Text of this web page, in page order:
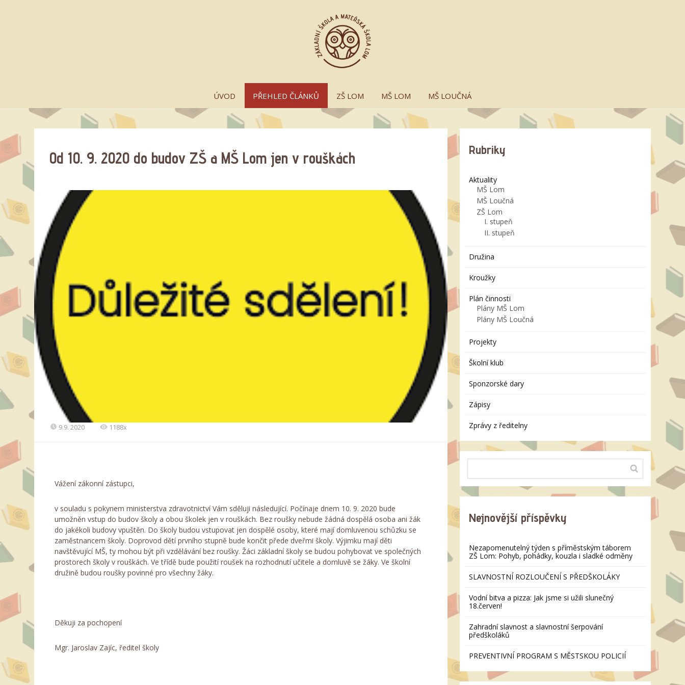
ÚVOD PŘEHLED ČLÁNKŮ ZŠ LOM MŠ LOM MŠ LOUČNÁ
Od 10. 9. 2020 do budov ZŠ a MŠ Lom jen v rouškách
9.9. 2020 1188x
Vážení zákonní zástupci,
v souladu s pokynem ministerstva zdravotnictví Vám sděluji následující. Počínaje dnem 10. 9. 2020 bude
umožněn vstup do budov školy a obou školek jen v rouškách. Bez roušky nebude žádná dospělá osoba ani žák
do jakékoli budovy vpuštěn. Do školy budou vstupovat jen dospělé osoby, které mají domluvenou schůzku se
zaměstnancem školy. Doprovod dětí prvního stupně bude končit přede dveřmi školy. Výjimku mají děti
navštěvující MŠ, ty mohou být při vzdělávání bez roušky. Žáci základní školy se budou pohybovat ve společných
prostorech školy v rouškách. Ve třídě bude použití roušek na rozhodnutí učitele a domluvě se žáky. Ve školní
družině budou roušky povinné pro všechny žáky.
Děkuji za pochopení
Mgr. Jaroslav Zajíc, ředitel školy
Rubriky
Aktuality
MŠ Lom
MŠ Loučná
ZŠ Lom
I. stupeň
II. stupeň
Družina
Kroužky
Plán činnosti
Plány MŠ Lom
Plány MŠ Loučná
Projekty
Školní klub
Sponzorské dary
Zápisy
Zprávy z ředitelny
Nejnovější příspěvky
Nezapomenutelný týden s příměstským táborem
ZŠ Lom: Pohyb, pohádky, kouzla i sladké odměny
SLAVNOSTNÍ ROZLOUČENÍ S PŘEDŠKOLÁKY
Vodní bitva a pizza: Jak jsme si užili slunečný
18.červen!
Zahradní slavnost a slavnostní šerpování
předškoláků
PREVENTIVNÍ PROGRAM S MĚSTSKOU POLICIÍ